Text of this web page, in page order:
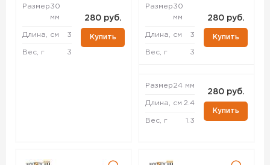
Размер30
мм
Длина, см 3
Вес, г 3
280 руб.
Купить
Размер30
мм
Длина, см 3
Вес, г 3
280 руб.
Купить
Размер24 мм
Длина, см 2.4
Вес, г 1.3
280 руб.
Купить